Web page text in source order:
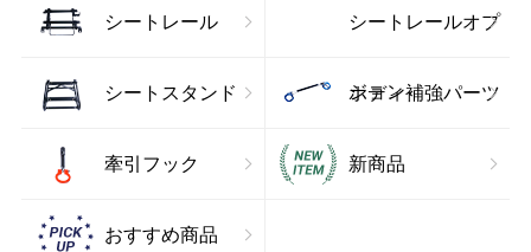
シートレール シートレールオプ
ション
シートスタンド ボディ補強パーツ
牽引フック 新商品
おすすめ商品